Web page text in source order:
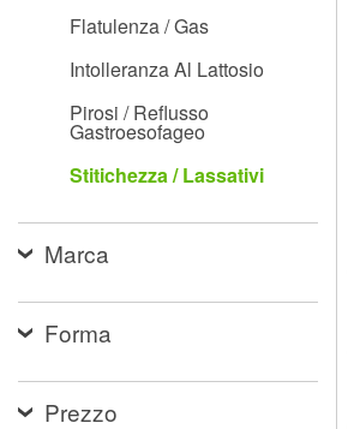
utilizzano
per
aprire
accessibilità.
Flatulenza / Gas
Intolleranza Al Lattosio
Pirosi / Reflusso
Gastroesofageo
Stitichezza / Lassativi
Marca
Forma
Prezzo